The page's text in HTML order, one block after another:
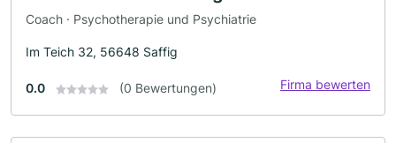
Coach · Psychotherapie und Psychiatrie
Im Teich 32, 56648 Saffig
0.0 (0 Bewertungen) Firma bewerten